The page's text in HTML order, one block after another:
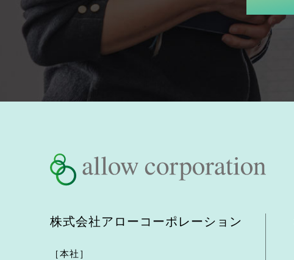
株式会社アローコーポレーション
［本社］